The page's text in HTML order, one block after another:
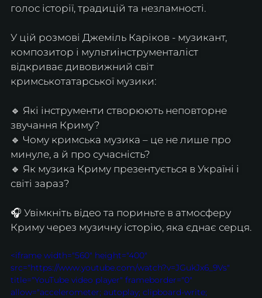
голос історії, традицій та незламності.
У цій розмові Джеміль Каріков - музикант,
композитор і мультиінструменталіст
відкриває дивовижний світ
кримськотатарської музики:
🔹 Які інструменти створюють неповторне
звучання Криму?
🔹 Чому кримська музика – це не лише про
минуле, а й про сучасність?
🔹 Як музика Криму презентується в Україні і
світі зараз?
🎧 Увімкніть відео та пориньте в атмосферу
Криму через музичну історію, яка єднає серця.
<iframe width="560" height="400"
src="https://www.youtube.com/watch?v=JGukJx6_9Vs"
title="YouTube video player" frameborder="0"
allow="accelerometer; autoplay; clipboard-write;